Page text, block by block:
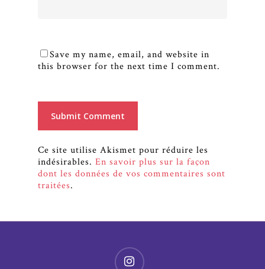
Save my name, email, and website in
this browser for the next time I comment.
Ce site utilise Akismet pour réduire les
indésirables. En savoir plus sur la façon
dont les données de vos commentaires sont
traitées.